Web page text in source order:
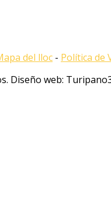
del lloc - Política de
Diseño web: